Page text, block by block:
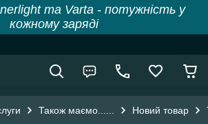
та Varta - потужність у
кожному заряді
Також маємо...... Новий товар